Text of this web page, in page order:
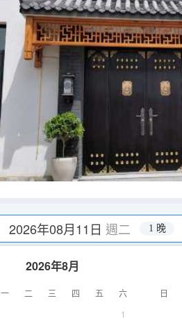
2026年08月11日 週二 1 晚
2026年8月
一 二 三 四 五
六
1
日
雲庭・兩室一廳歡
90-100㎡